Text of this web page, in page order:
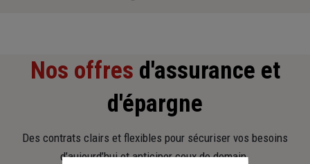
Nos offres d'assurance et
d'épargne
Des contrats clairs et flexibles pour sécuriser vos besoins
d’aujourd’hui et anticiper ceux de demain.